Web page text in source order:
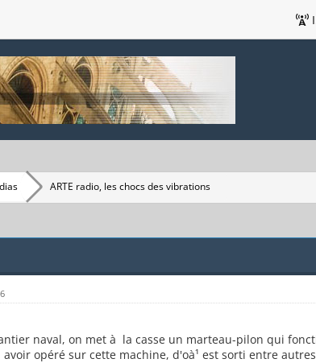
ARTE radio, les chocs des vibrations
naval, on met à la casse un marteau-pilon qui
opéré sur cette machine, d'oà¹ est sorti entre